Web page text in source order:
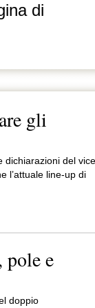
di
gli
dichiarazioni del vice
l’attuale line-up di
e
doppio